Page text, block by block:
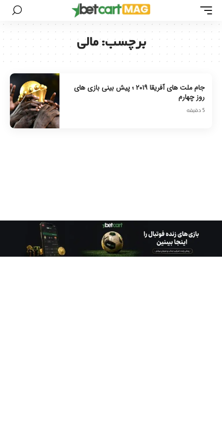
برچسب:مالی
جام ملت های آفریقا ۲۰۱۹ ؛ پیش بینی بازی های
روز چهارم
5 دقیقه